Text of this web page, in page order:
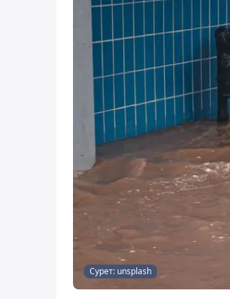
Сурет: unsplash